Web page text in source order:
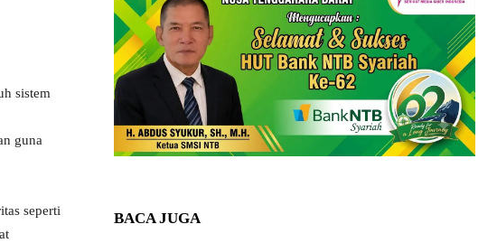
sistem
guna
seperti
BACA JUGA